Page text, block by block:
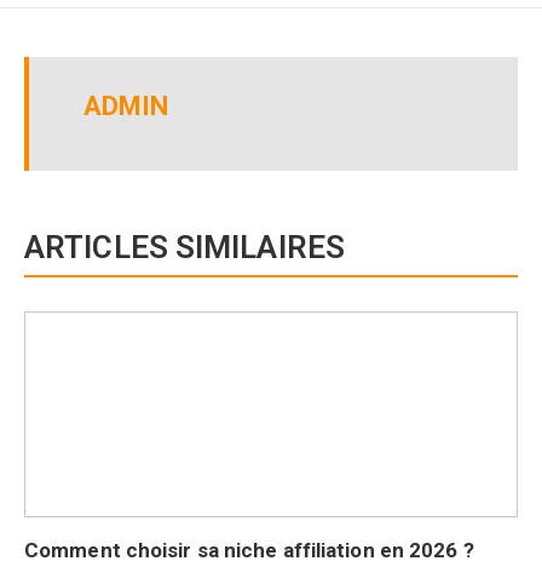
ADMIN
ARTICLES SIMILAIRES
Comment choisir sa niche affiliation en 2026 ?